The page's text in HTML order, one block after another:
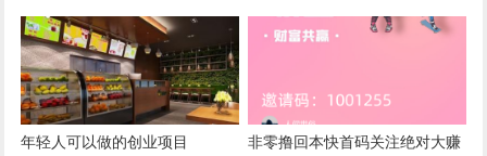
全面了解
年轻人可以做的创业项目 非零撸回本快首码关注绝对大赚